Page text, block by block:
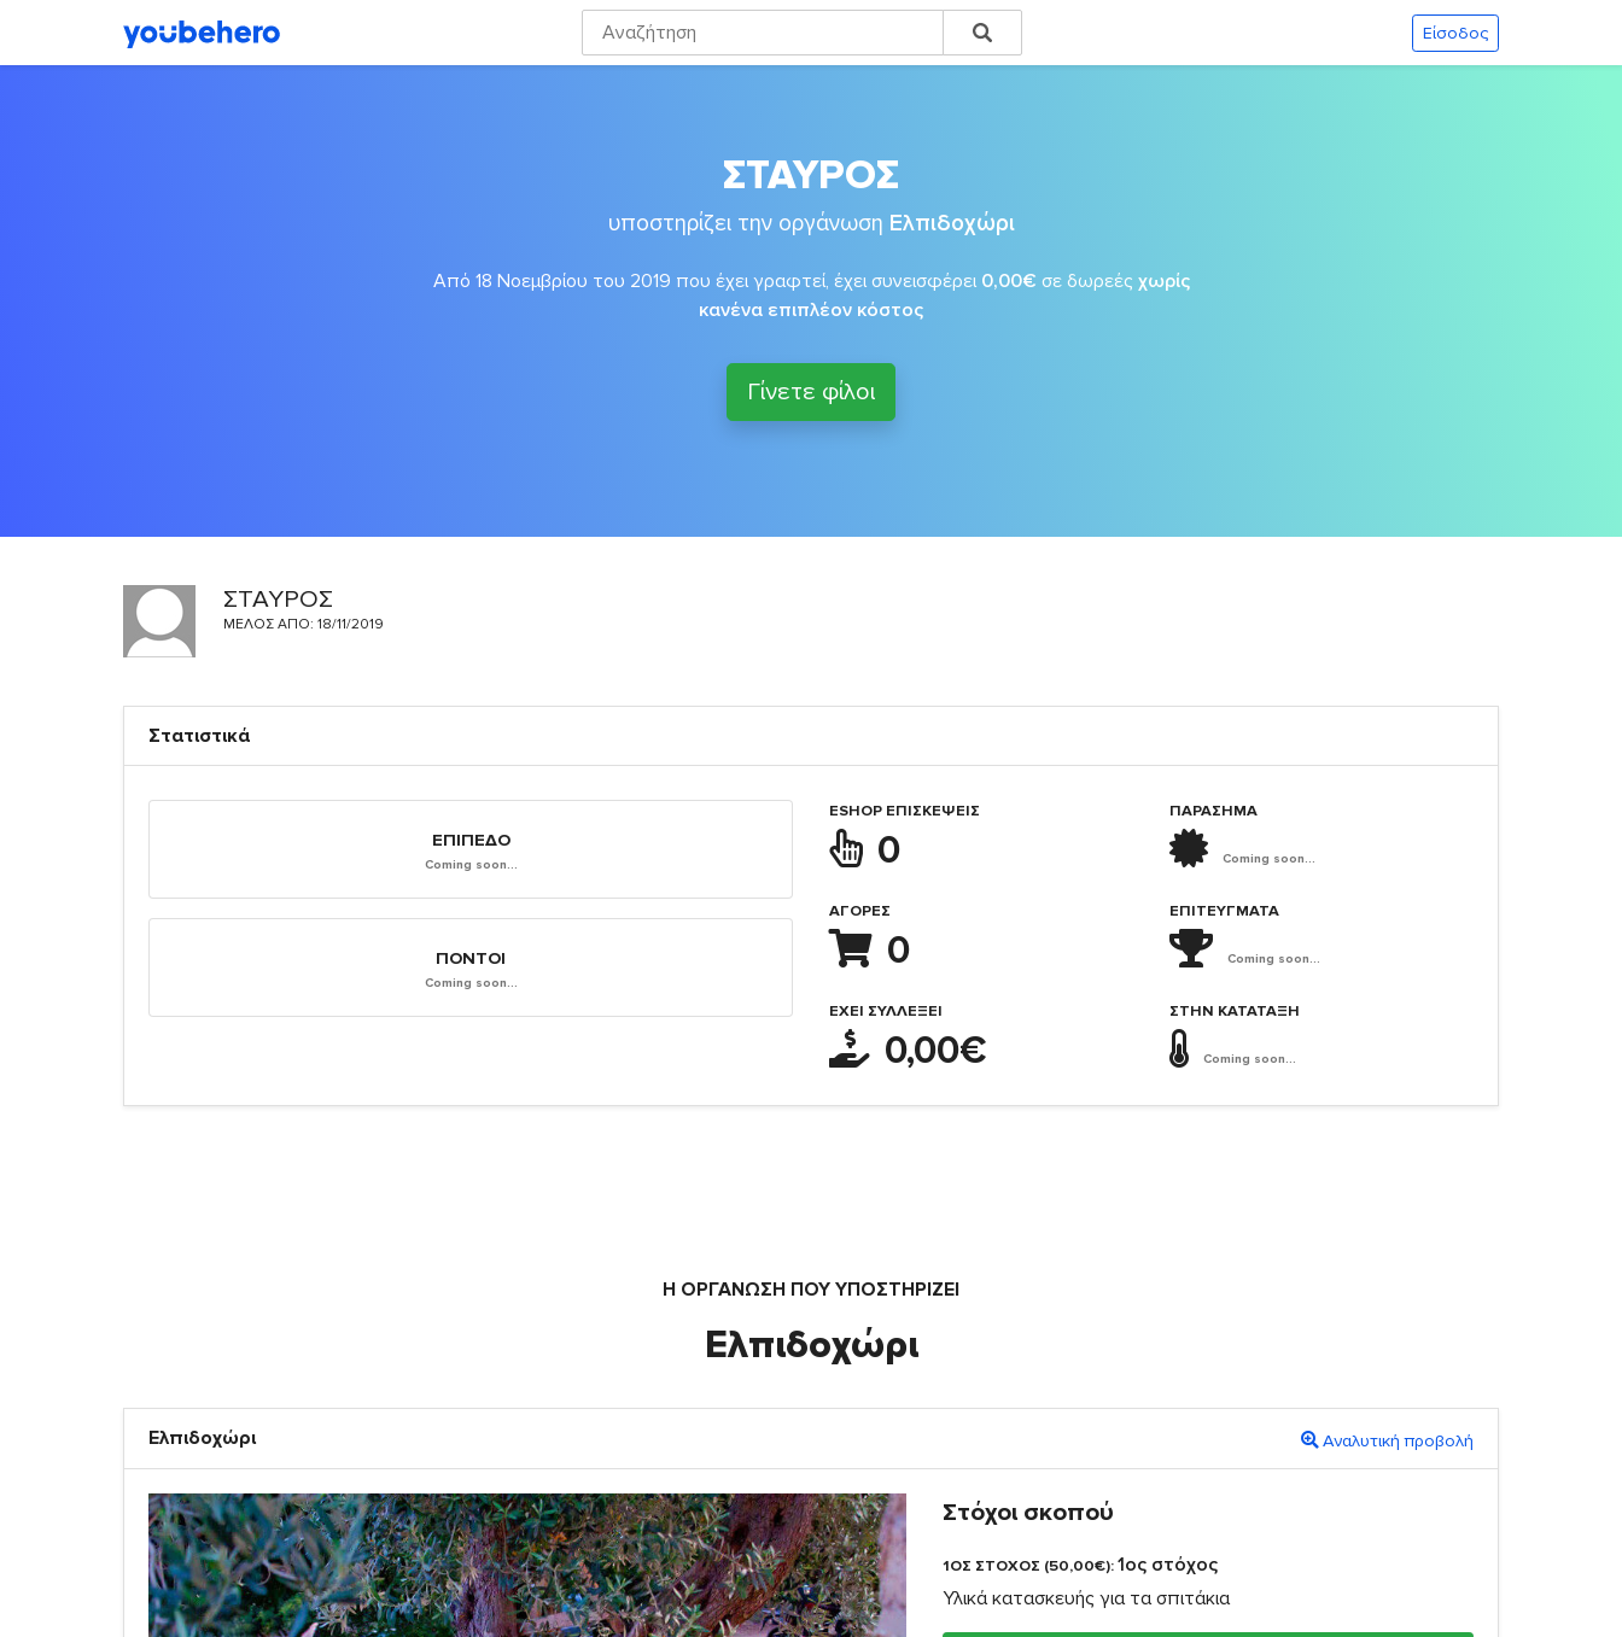
Είσοδος
ΣΤΑΥΡΟΣ
υποστηρίζει την οργάνωση Ελπιδοχώρι
Από 18 Νοεμβρίου του 2019 που έχει γραφτεί, έχει συνεισφέρει 0,00€ σε δωρεές χωρίς
κανένα επιπλέον κόστος
Γίνετε φίλοι
ΣΤΑΥΡΟΣ
ΜΈΛΟΣ ΑΠΌ: 18/11/2019
Στατιστικά
ΕΠΊΠΕΔΟ
Coming soon...
ΠΌΝΤΟΙ
Coming soon...
ESHOP ΕΠΙΣΚΈΨΕΙΣ
0
ΑΓΟΡΈΣ
0
ΈΧΕΙ ΣΥΛΛΈΞΕΙ
0,00€
ΠΑΡΑΣΗΜΑ
Coming soon...
ΕΠΙΤΕΎΓΜΑΤΑ
Coming soon...
ΣΤΗΝ ΚΑΤΆΤΑΞΗ
Coming soon...
Η ΟΡΓΆΝΩΣΗ ΠΟΥ ΥΠΟΣΤΗΡΙΖΕΙ
Ελπιδοχώρι
Ελπιδοχώρι Αναλυτική προβολή
Στόχοι σκοπού
1ΟΣ ΣΤΟΧΟΣ (50,00€):1ος στόχος
Υλικά κατασκευής για τα σπιτάκια